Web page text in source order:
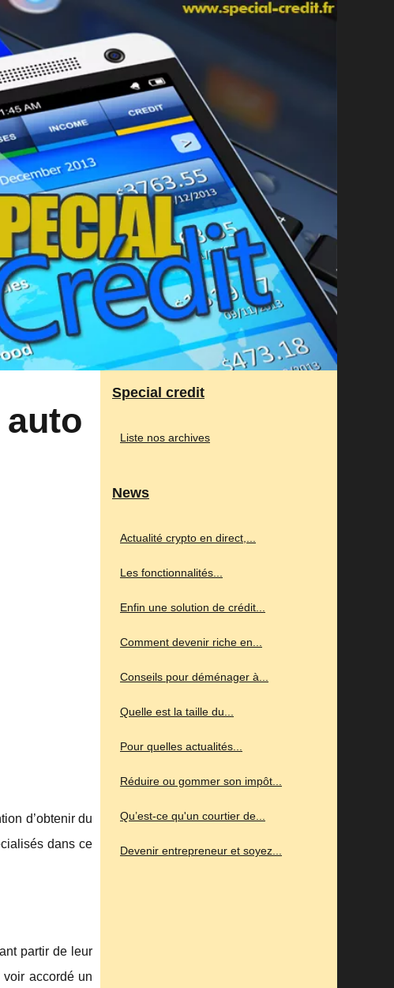
d’obtenir du
dans ce
partir de leur
accordé un
Special credit
Liste nos archives
News
Actualité crypto en direct,...
Les fonctionnalités...
Enfin une solution de crédit...
Comment devenir riche en...
Conseils pour déménager à...
Quelle est la taille du...
Pour quelles actualités...
Réduire ou gommer son impôt...
Qu’est-ce qu'un courtier de...
Devenir entrepreneur et soyez...